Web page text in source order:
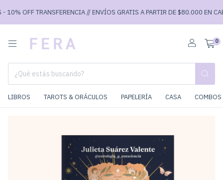
OFF TRANSFERENCIA // ENVÍOS GRATIS A PARTIR DE $80.000 EN
0
LIBROS TAROTS & ORÁCULOS PAPELERÍA CASA